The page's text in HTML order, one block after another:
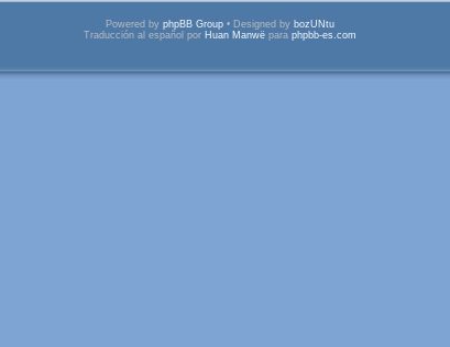
Powered by phpBB Group • Designed by bozUNtu
Traducción al español por Huan Manwë para phpbb-es.com